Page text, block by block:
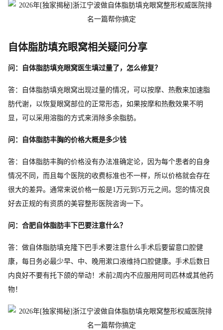
自体脂肪填充眼窝相关疑问分享
问：自体脂肪填充眼窝医生填过量了，怎么修复？
答：自体脂肪填充眼窝出现过量的情况，可以按摩、热敷来加速脂
肪代谢，以恢复眼窝部位的正常形态，如果按摩和热敷效果不明
显，可以采用溶脂的方式来消除多余脂肪。
问：自体脂肪丰胸的价格大概是多少钱
答：自体脂肪丰胸的价格没有办法准确定论，因为每个患者的自身
情况不同，而且每个医院的收费标准也不一样，所以价格就会存在
很大的差异。通常来说价格一般是1万元到5万元之间。您的情况良
好去正规的有资质的美容整形医院咨询一下。
问：合肥自体脂肪丰下巴要注意什么？
答：做自体脂肪填充隆下巴手术要注意什么手术后要留意口腔健
康，每日务必最少早、中、晚用漱口液维持口腔健康。手术后数日
内良好不要有托下颌的举动！术前2周内不应服用阿司匹林或其他药
物！